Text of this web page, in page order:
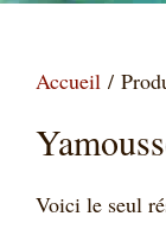
Accueil /
Voici le seul